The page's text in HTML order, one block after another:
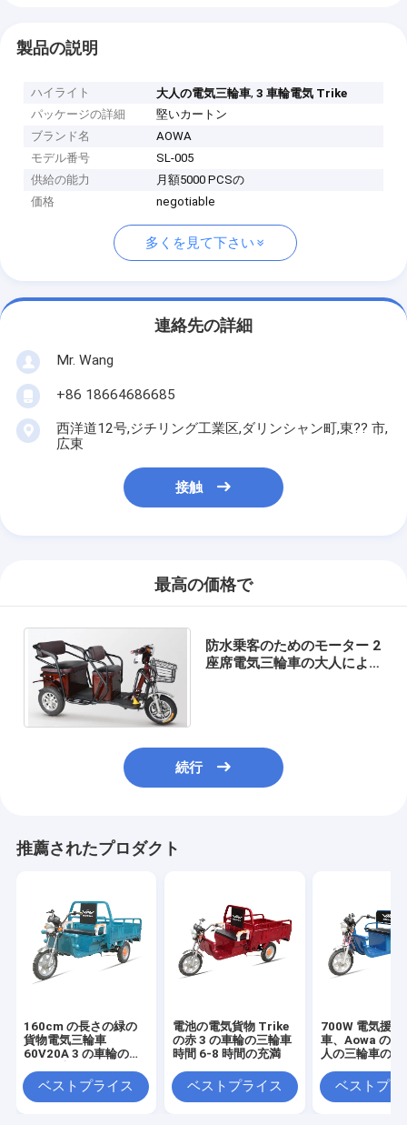
製品の説明
ハイライト 大人の電気三輪車,3 車輪電気 Trike
パッケージの詳細
堅いカートン
ブランド名
AOWA
モデル番号
SL-005
供給の能力
月額5000 PCSの
価格
negotiable
多くを見て下さい
連絡先の詳細
Mr. Wang
+86 18664686685
西洋道12号,ジチリング工業区,ダリンシャン町,東?? 市,
広東
接触
最高の価格で
防水乗客のためのモーター 2
座席電気三輪車の大人によっ
続行
推薦されたプロダクト
160cm の長さの緑の
貨物電気三輪車
60V20A 3 の車輪の電
ベストプライス
電池の電気貨物 Trike
の赤 3 の車輪の三輪車
時間 6-8 時間の充満
ベストプライス
700W 電気援助
車、Aowa の頑
人の三輪車の速
ベストプラ